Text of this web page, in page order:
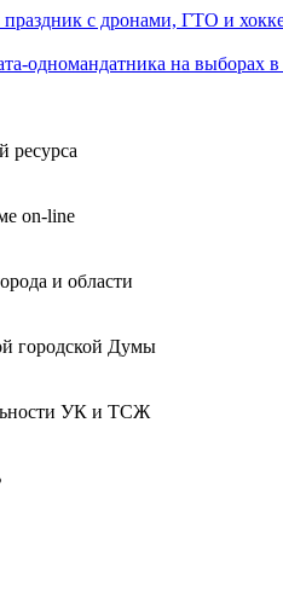
с дронами, ГТО и
одномандатника на выборах
ресурса
on-line
и области
городской Думы
УК и ТСЖ